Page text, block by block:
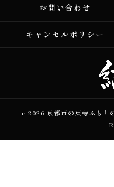
お問い合わせ
キャンセルポリシー
c 2026 京都市の東寺ふも